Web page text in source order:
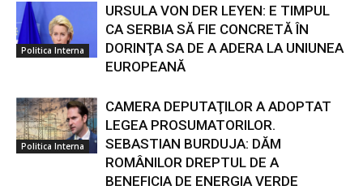
Politica Interna
URSULA VON DER LEYEN: E TIMPUL
CA SERBIA SĂ FIE CONCRETĂ ÎN
DORINŢA SA DE A ADERA LA UNIUNEA
EUROPEANĂ
Politica Interna
CAMERA DEPUTAŢILOR A ADOPTAT
LEGEA PROSUMATORILOR.
SEBASTIAN BURDUJA: DĂM
ROMÂNILOR DREPTUL DE A
BENEFICIA DE ENERGIA VERDE